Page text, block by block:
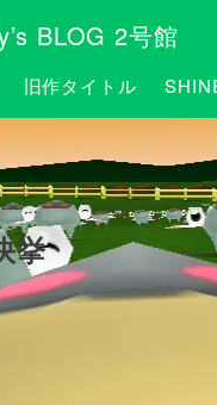
BLOG 2号館
旧作タイトル
挙